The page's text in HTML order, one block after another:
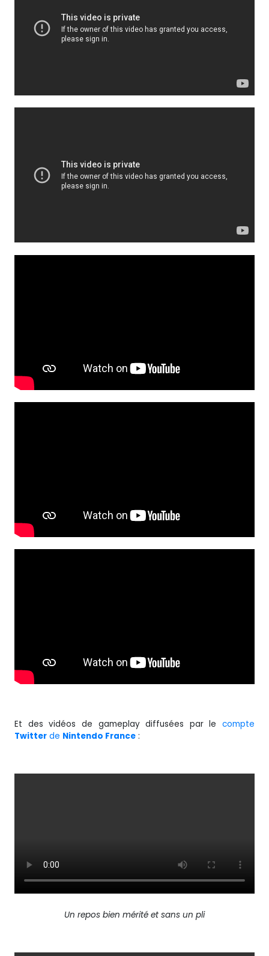
Et des vidéos de gameplay diffusées par le compte
Twitter de Nintendo France :
Un repos bien mérité et sans un pli